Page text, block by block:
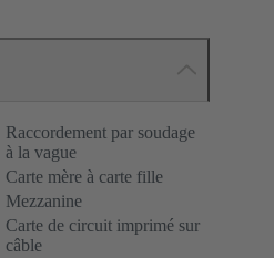
Raccordement par soudage
à la vague
Carte mère à carte fille
Mezzanine
Carte de circuit imprimé sur
câble